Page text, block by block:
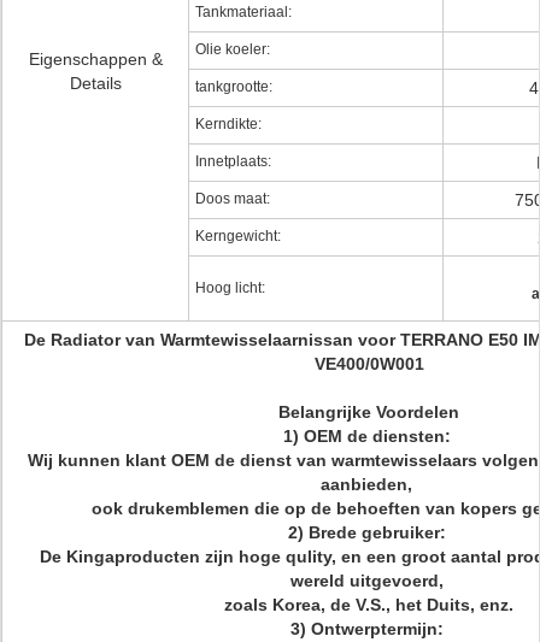
Eigenschappen &
Details
Tankmateriaal:
Olie koeler:
tankgrootte:
Kerndikte:
Innetplaats:
Doos maat:
Kerngewicht:
Hoog licht:
De Radiator van Warmtewisselaarnissan voor TERRANO E50
VE400/0W001
Belangrijke Voordelen
1) OEM de diensten:
Wij kunnen klant OEM de dienst van warmtewisselaars
aanbieden,
ook drukemblemen die op de behoeften van kopers
2) Brede gebruiker:
De Kingaproducten zijn hoge qulity, en een groot aantal
wereld uitgevoerd,
zoals Korea, de V.S., het Duits, enz.
3) Ontwerptermijn: